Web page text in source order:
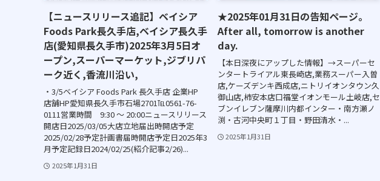
【ニュースリリース追記】ベイシア
Foods Park長久手店,ベイシア長久手
店(愛知県長久手市)2025年3月5日オ
ープン,スーパーマーケット,ジブリパ
ーク近く,香流川沿い,
・3/5ベイシア Foods Park 長久手店 企業HP
店舗HP愛知県長久手市石場2701℡0561-76-
0111営業時間 9:30 ～ 20:00ニュースリリース
開店日2025/03/05大店立地届出時開店予定
2025/02/28予定計画書届時開店予定日2025年3
月予定記録日2024/02/25(紹介記事2/26)...
2025年1月31日
★2025年01月31日の告知ページ。
After all, tomorrow is another
day.
【本日深夜にアップした情報】→スーパーセ
ンタートライアル東長崎店,業務スーパー入曽
店,ケーズデンキ西成店,ニトリイオンタウン久
御山店,柿安本店口福堂イオンモール土岐店,セ
ブンイレブン薩摩川内都インター・南方瀬ノ
渕・古河中央町１丁目・野田清水・...
2025年1月31日